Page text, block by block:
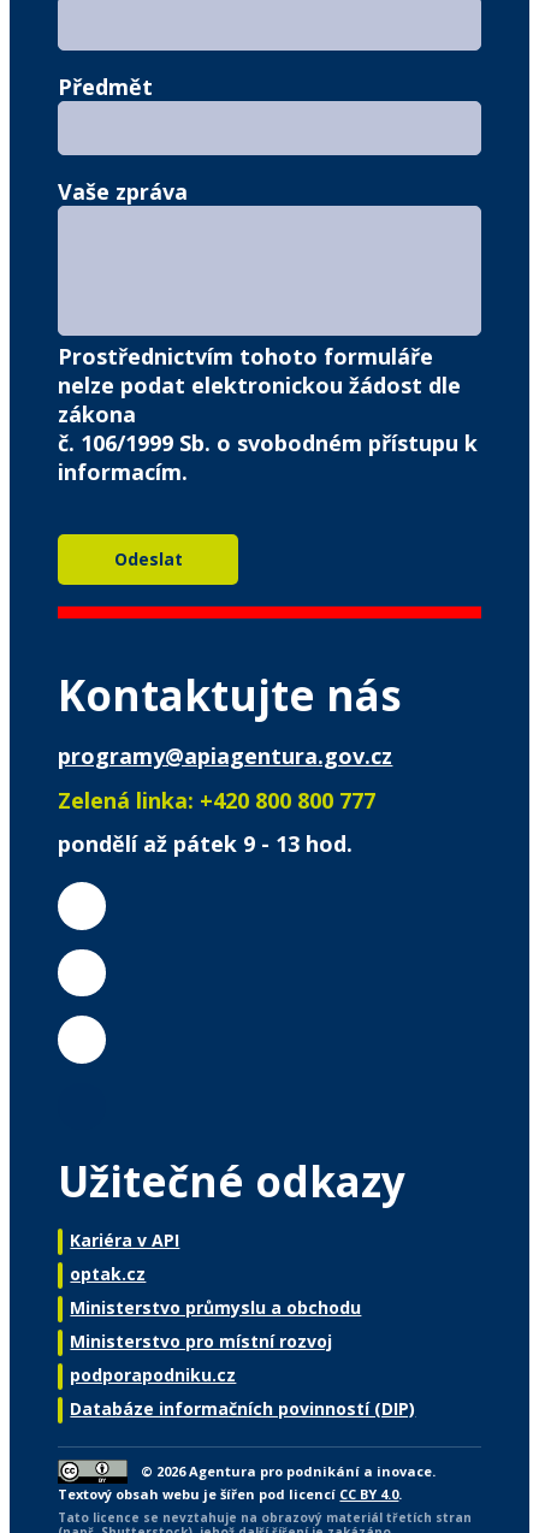
Předmět
Vaše zpráva
Prostřednictvím tohoto formuláře
nelze podat elektronickou žádost dle
zákona
č. 106/1999 Sb. o svobodném přístupu k
informacím.
Kontaktujte nás
programy@apiagentura.gov.cz
Zelená linka: +420 800 800 777
pondělí až pátek 9 - 13 hod.
Užitečné odkazy
Kariéra v API
optak.cz
Ministerstvo průmyslu a obchodu
Ministerstvo pro místní rozvoj
podporapodniku.cz
Databáze informačních povinností (DIP)
© 2026 Agentura pro podnikání a inovace.
Textový obsah webu je šířen pod licencí CC BY 4.0.
Tato licence se nevztahuje na obrazový materiál třetích stran